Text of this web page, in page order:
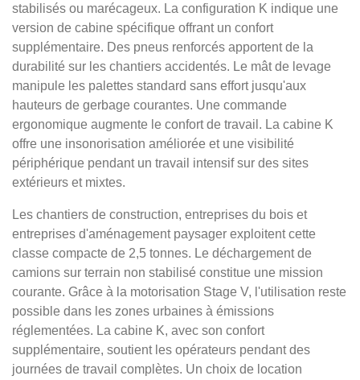
stabilisés ou marécageux. La configuration K indique une
version de cabine spécifique offrant un confort
supplémentaire. Des pneus renforcés apportent de la
durabilité sur les chantiers accidentés. Le mât de levage
manipule les palettes standard sans effort jusqu'aux
hauteurs de gerbage courantes. Une commande
ergonomique augmente le confort de travail. La cabine K
offre une insonorisation améliorée et une visibilité
périphérique pendant un travail intensif sur des sites
extérieurs et mixtes.
Les chantiers de construction, entreprises du bois et
entreprises d'aménagement paysager exploitent cette
classe compacte de 2,5 tonnes. Le déchargement de
camions sur terrain non stabilisé constitue une mission
courante. Grâce à la motorisation Stage V, l'utilisation reste
possible dans les zones urbaines à émissions
réglementées. La cabine K, avec son confort
supplémentaire, soutient les opérateurs pendant des
journées de travail complètes. Un choix de location